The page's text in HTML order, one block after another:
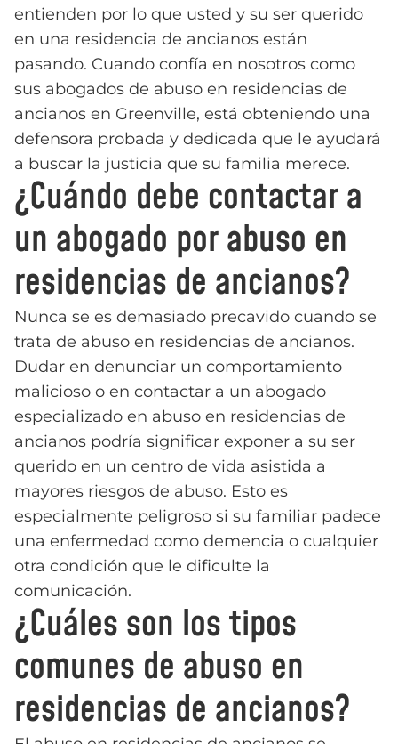
entienden por lo que usted y su ser querido
en una residencia de ancianos están
pasando. Cuando confía en nosotros como
sus abogados de abuso en residencias de
ancianos en Greenville, está obteniendo una
defensora probada y dedicada que le ayudará
a buscar la justicia que su familia merece.
¿Cuándo debe contactar a
un abogado por abuso en
residencias de ancianos?
Nunca se es demasiado precavido cuando se
trata de abuso en residencias de ancianos.
Dudar en denunciar un comportamiento
malicioso o en contactar a un abogado
especializado en abuso en residencias de
ancianos podría significar exponer a su ser
querido en un centro de vida asistida a
mayores riesgos de abuso. Esto es
especialmente peligroso si su familiar padece
una enfermedad como demencia o cualquier
otra condición que le dificulte la
comunicación.
¿Cuáles son los tipos
comunes de abuso en
residencias de ancianos?